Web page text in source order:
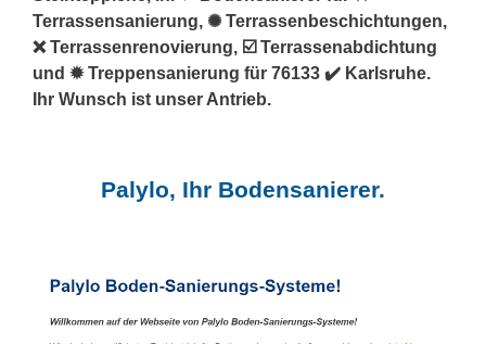
Terrassensanierung, ✺ Terrassenbeschichtungen,
❌ Terrassenrenovierung, ☑️ Terrassenabdichtung
und ✹ Treppensanierung für 76133 ✔️ Karlsruhe.
Ihr Wunsch ist unser Antrieb.
Palylo, Ihr Bodensanierer.